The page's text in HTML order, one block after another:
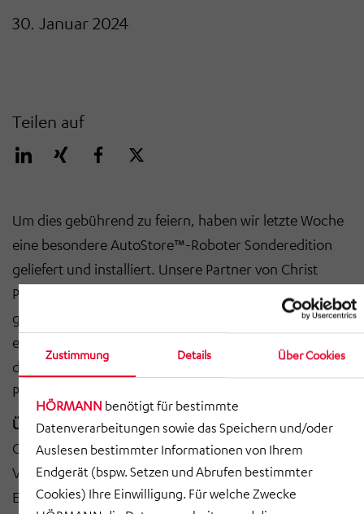
Zustimmung Details Über Cookies
HÖRMANN benötigt für bestimmte
Datenverarbeitungen sowie das Speichern und/oder
Auslesen bestimmter Informationen von Ihrem
Endgerät (bspw. Setzen und Abrufen bestimmter
Cookies) Ihre Einwilligung. Für welche Zwecke
30. Januar 2024
Teilen auf
Um dies gebührend zu feiern, haben wir letzte Woche
eine besondere AutoStore™-Roboter Sonderedition
geliefert und installiert. Unsere Partner von Christ
Packing Systems GmbH & Co. KG haben ihren neuen
glitzernden Freund mit offenen Armen und Freude
empfangen. Der galmouröse Helfer übernimmt künftig
das Kommissionieren und Lagern von Bauteilen für die
Produktionsversorgung von Verpackungsmaschinen.
Über das Projekt:
Christ Packing Systems ist auf individuelle
Verpackungsmaschinen für intelligente
Endverpackungslösungen pharmazeutischer und